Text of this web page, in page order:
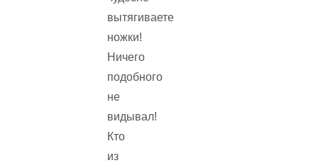
вытягиваете
ножки!
Ничего
подобного
не
видывал!
Кто
из